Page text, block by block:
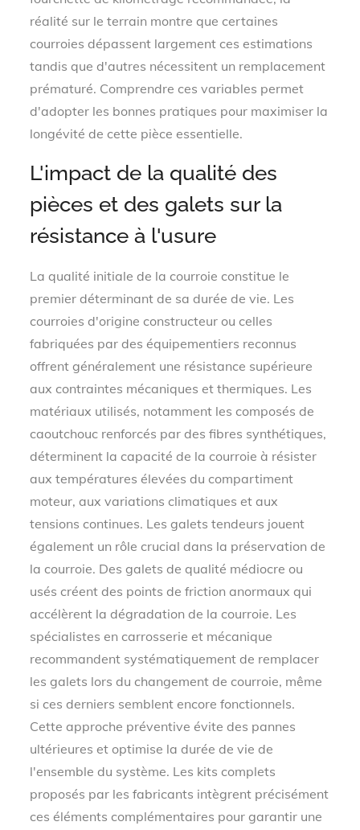
réalité sur le terrain montre que certaines
courroies dépassent largement ces estimations
tandis que d'autres nécessitent un remplacement
prématuré. Comprendre ces variables permet
d'adopter les bonnes pratiques pour maximiser la
longévité de cette pièce essentielle.
L'impact de la qualité des
pièces et des galets sur la
résistance à l'usure
La qualité initiale de la courroie constitue le
premier déterminant de sa durée de vie. Les
courroies d'origine constructeur ou celles
fabriquées par des équipementiers reconnus
offrent généralement une résistance supérieure
aux contraintes mécaniques et thermiques. Les
matériaux utilisés, notamment les composés de
caoutchouc renforcés par des fibres synthétiques,
déterminent la capacité de la courroie à résister
aux températures élevées du compartiment
moteur, aux variations climatiques et aux
tensions continues. Les galets tendeurs jouent
également un rôle crucial dans la préservation de
la courroie. Des galets de qualité médiocre ou
usés créent des points de friction anormaux qui
accélèrent la dégradation de la courroie. Les
spécialistes en carrosserie et mécanique
recommandent systématiquement de remplacer
les galets lors du changement de courroie, même
si ces derniers semblent encore fonctionnels.
Cette approche préventive évite des pannes
ultérieures et optimise la durée de vie de
l'ensemble du système. Les kits complets
proposés par les fabricants intègrent précisément
ces éléments complémentaires pour garantir une